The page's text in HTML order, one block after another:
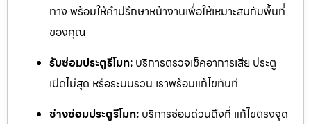
ทาง พร้อมให้คำปรึกษาหน้างานเพื่อให้เหมาะสมกับพื้นที่
ของคุณ
รับซ่อมประตูรีโมท: บริการตรวจเช็คอาการเสีย ประตู
เปิดไม่สุด หรือระบบรวน เราพร้อมแก้ไขทันที
ช่างซ่อมประตูรีโมท: บริการซ่อมด่วนถึงที่ แก้ไขตรงจุด